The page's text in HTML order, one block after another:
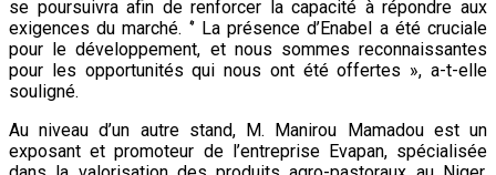
se poursuivra afin de renforcer la capacité à répondre aux
exigences du marché. ‘’ La présence d’Enabel a été cruciale
pour le développement, et nous sommes reconnaissantes
pour les opportunités qui nous ont été offertes », a-t-elle
souligné.
Au niveau d’un autre stand, M. Manirou Mamadou est un
exposant et promoteur de l’entreprise Evapan, spécialisée